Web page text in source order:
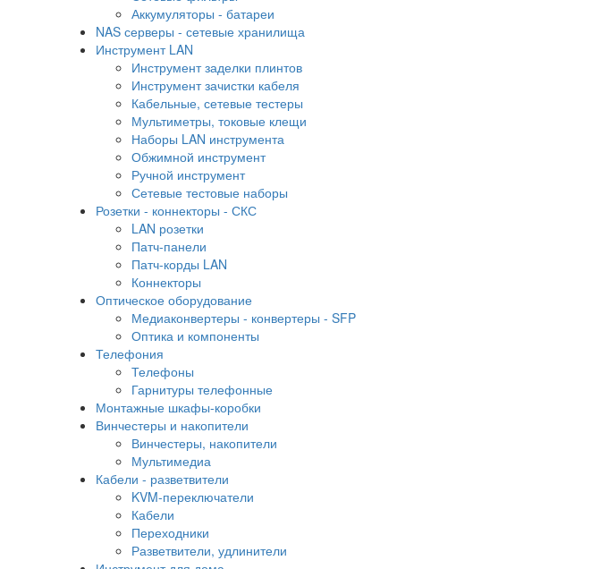
Аккумуляторы - батареи
NAS серверы - сетевые хранилища
Инструмент LAN
Инструмент заделки плинтов
Инструмент зачистки кабеля
Кабельные, сетевые тестеры
Мультиметры, токовые клещи
Наборы LAN инструмента
Обжимной инструмент
Ручной инструмент
Сетевые тестовые наборы
Розетки - коннекторы - СКС
LAN розетки
Патч-панели
Патч-корды LAN
Коннекторы
Оптическое оборудование
Медиаконвертеры - конвертеры - SFP
Оптика и компоненты
Телефония
Телефоны
Гарнитуры телефонные
Монтажные шкафы-коробки
Винчестеры и накопители
Винчестеры, накопители
Мультимедиа
Кабели - разветвители
KVM-переключатели
Кабели
Переходники
Разветвители, удлинители